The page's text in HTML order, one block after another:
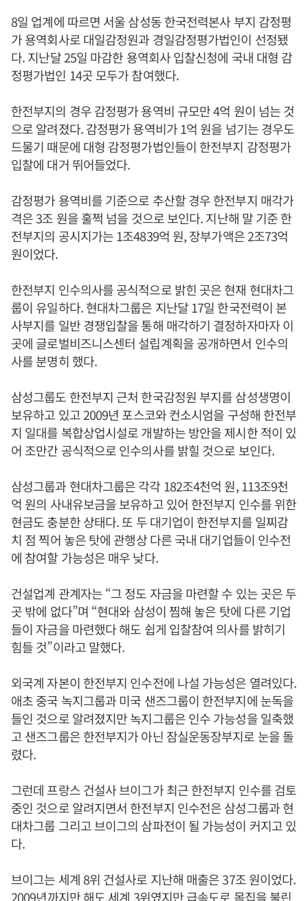
8일 업계에 따르면 서울 삼성동 한국전력본사 부지 감정평
가 용역회사로 대일감정원과 경일감정평가법인이 선정됐
다. 지난달 25일 마감한 용역회사 입찰신청에 국내 대형 감
정평가법인 14곳 모두가 참여했다.
한전부지의 경우 감정평가 용역비 규모만 4억 원이 넘는 것
으로 알려졌다. 감정평가 용역비가 1억 원을 넘기는 경우도
드물기 때문에 대형 감정평가법인들이 한전부지 감정평가
입찰에 대거 뛰어들었다.
감정평가 용역비를 기준으로 추산할 경우 한전부지 매각가
격은 3조 원을 훌쩍 넘을 것으로 보인다. 지난해 말 기준 한
전부지의 공시지가는 1조4839억 원, 장부가액은 2조73억
원이었다.
한전부지 인수의사를 공식적으로 밝힌 곳은 현재 현대차그
룹이 유일하다. 현대차그룹은 지난달 17일 한국전력이 본
사부지를 일반 경쟁입찰을 통해 매각하기 결정하자마자 이
곳에 글로벌비즈니스센터 설립계획을 공개하면서 인수의
사를 분명히 했다.
삼성그룹도 한전부지 근처 한국감정원 부지를 삼성생명이
보유하고 있고 2009년 포스코와 컨소시엄을 구성해 한전부
지 일대를 복합상업시설로 개발하는 방안을 제시한 적이 있
어 조만간 공식적으로 인수의사를 밝힐 것으로 보인다.
삼성그룹과 현대차그룹은 각각 182조4천억 원, 113조9천
억 원의 사내유보금을 보유하고 있어 한전부지 인수를 위한
현금도 충분한 상태다. 또 두 대기업이 한전부지를 일찌감
치 점 찍어 놓은 탓에 관행상 다른 국내 대기업들이 인수전
에 참여할 가능성은 매우 낮다.
건설업계 관계자는 “그 정도 자금을 마련할 수 있는 곳은 두
곳 밖에 없다”며 “현대와 삼성이 찜해 놓은 탓에 다른 기업
들이 자금을 마련했다 해도 쉽게 입찰참여 의사를 밝히기
힘들 것”이라고 말했다.
외국계 자본이 한전부지 인수전에 나설 가능성은 열려있다.
애초 중국 녹지그룹과 미국 샌즈그룹이 한전부지에 눈독을
들인 것으로 알려졌지만 녹지그룹은 인수 가능성을 일축했
고 샌즈그룹은 한전부지가 아닌 잠실운동장부지로 눈을 돌
렸다.
그런데 프랑스 건설사 브이그가 최근 한전부지 인수를 검토
중인 것으로 알려지면서 한전부지 인수전은 삼성그룹과 현
대차그룹 그리고 브이그의 삼파전이 될 가능성이 커지고 있
다.
브이그는 세계 8위 건설사로 지난해 매출은 37조 원이었다.
2009년까지만 해도 세계 3위였지만 급속도로 몸집을 불린